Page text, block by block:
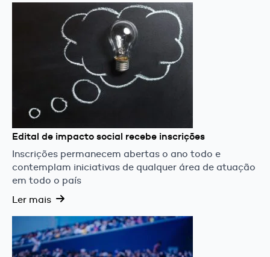
Edital de impacto social recebe inscrições
Inscrições permanecem abertas o ano todo e
contemplam iniciativas de qualquer área de atuação
em todo o país
Ler mais